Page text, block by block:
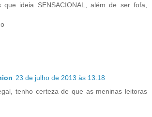
ideia SENSACIONAL, além de ser fofa,
23 de julho de 2013 às 13:18
tenho certeza de que as meninas leitoras